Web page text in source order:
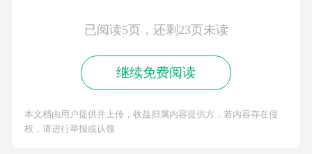
已阅读5页，还剩23页未读
继续免费阅读
本文档由用户提供并上传，收益归属内容提供方，若内容存在侵
权，请进行举报或认领